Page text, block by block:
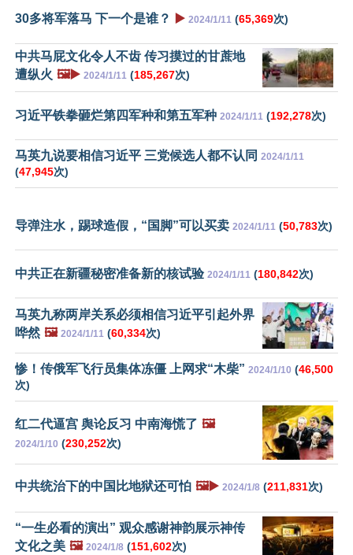
30多将军落马 下一个是谁？ ▶️ 2024/1/11 (65,369次)
中共马屁文化令人不齿 传习摸过的甘蔗地
遭纵火 🖼️▶️ 2024/1/11 (185,267次)
习近平铁拳砸烂第四军种和第五军种 2024/1/11 (192,278次)
马英九说要相信习近平 三党候选人都不认同 2024/1/11
(47,945次)
导弹注水，踢球造假，“国脚”可以买卖 2024/1/11 (50,783次)
中共正在新疆秘密准备新的核试验 2024/1/11 (180,842次)
马英九称两岸关系必须相信习近平引起外界
哗然 🖼️ 2024/1/11 (60,334次)
惨！传俄军飞行员集体冻僵 上网求“木柴” 2024/1/10 (46,500
次)
红二代逼宫 舆论反习 中南海慌了 🖼️
2024/1/10 (230,252次)
中共统治下的中国比地狱还可怕 🖼️▶️ 2024/1/8 (211,831次)
“一生必看的演出” 观众感谢神韵展示神传
文化之美 🖼️ 2024/1/8 (151,602次)